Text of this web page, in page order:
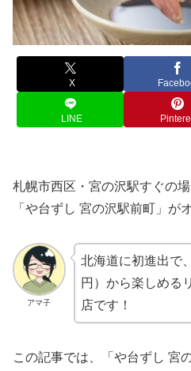
X
LINE
札幌市西区・宮の沢駅すぐの
「や台ずし 宮の沢駅前町」が
アマ子
北海道に初進出で
円）から楽しめる
店です！
この記事では、「や台ずし 宮